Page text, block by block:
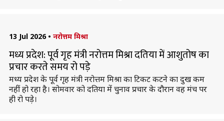
13 Jul 2026 • नरोत्तम मिश्रा
मध्य प्रदेश: पूर्व गृह मंत्री नरोत्तम मिश्रा दतिया में आशुतोष का
प्रचार करते समय रो पड़े
मध्य प्रदेश के पूर्व गृह मंत्री नरोत्तम मिश्रा का टिकट कटने का दुख कम
नहीं हो रहा है। सोमवार को दतिया में चुनाव प्रचार के दौरान वह मंच पर
ही रो पड़े।